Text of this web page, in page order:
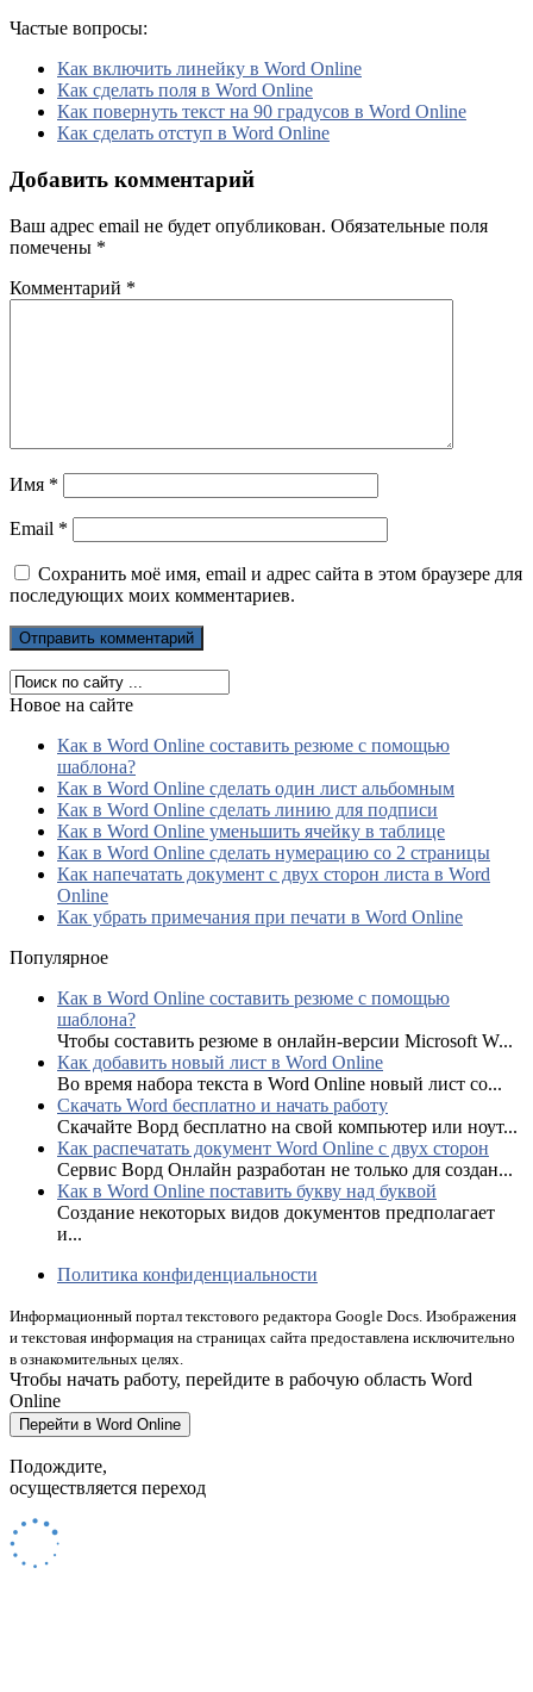
Частые вопросы:
Как включить линейку в Word Online
Как сделать поля в Word Online
Как повернуть текст на 90 градусов в Word Online
Как сделать отступ в Word Online
Добавить комментарий
Ваш адрес email не будет опубликован. Обязательные поля
помечены *
Комментарий *
Имя *
Email *
Сохранить моё имя, email и адрес сайта в этом браузере для
последующих моих комментариев.
Новое на сайте
Как в Word Online составить резюме с помощью
шаблона?
Как в Word Online сделать один лист альбомным
Как в Word Online сделать линию для подписи
Как в Word Online уменьшить ячейку в таблице
Как в Word Online сделать нумерацию со 2 страницы
Как напечатать документ с двух сторон листа в Word
Online
Как убрать примечания при печати в Word Online
Популярное
Как в Word Online составить резюме с помощью
шаблона?
Чтобы составить резюме в онлайн-версии Microsoft W...
Как добавить новый лист в Word Online
Во время набора текста в Word Online новый лист со...
Скачать Word бесплатно и начать работу
Скачайте Ворд бесплатно на свой компьютер или ноут...
Как распечатать документ Word Online с двух сторон
Сервис Ворд Онлайн разработан не только для создан...
Как в Word Online поставить букву над буквой
Создание некоторых видов документов предполагает
и...
Политика конфиденциальности
Информационный портал текстового редактора Google Docs. Изображения
и текстовая информация на страницах сайта предоставлена исключительно
в ознакомительных целях.
Чтобы начать работу, перейдите в рабочую область Word
Online
Перейти в Word Online
Подождите,
осуществляется переход